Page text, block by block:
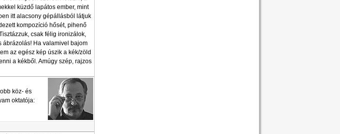
küzdő lapátos ember, mint
itt alacsony gépállásból látjuk
kompozíció hősét, pihenő
csak félig ironizálok,
ábrázolás! Ha valamivel bajom
az egész kép úszik a kék/zöld
a kékből. Amúgy szép, rajzos
köz- és
oktatója: